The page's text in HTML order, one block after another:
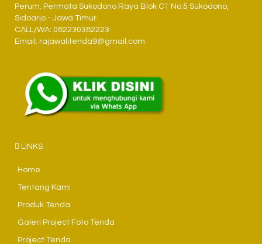
Perum. Permata Sukodono Raya Blok C1 No.5 Sukodono,
Sidoarjo - Jawa Timur
CALL/WA: 082230382223
Email: rajawalitenda9@gmail.com
LINKS
Home
Tentang Kami
Produk Tenda
Galeri Project Foto Tenda
Project Tenda